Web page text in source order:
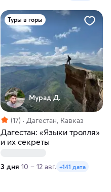
Туры в горы
Мурад Д.
(17) Дагестан, Кавказ
Дагестан: «Языки тролля»
и их секреты
3 дня 10 – 12 авг. +141 дата